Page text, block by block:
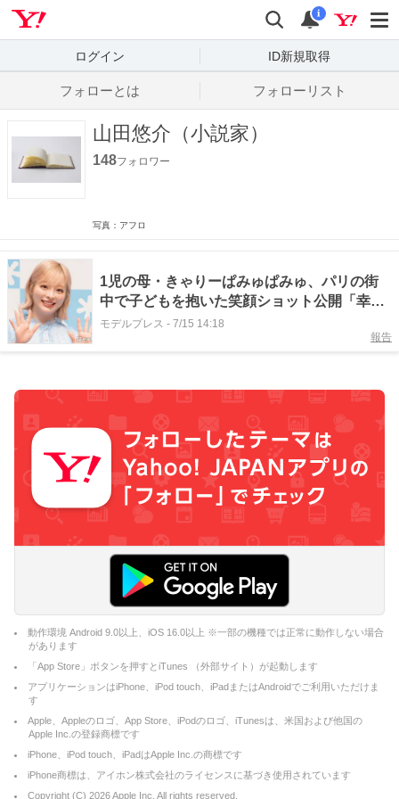
検索
通知
i
ログイン ID新規取得
フォローとは フォローリスト
山田悠介（小説家）
148フォロワー
写真：アフロ
1児の母・きゃりーぱみゅぱみゅ、パリの街
中で子どもを抱いた笑顔ショット公開「幸せ
そうな写真にほっこり」「お子さん大きくな
モデルプレス - 7/15 14:18
報告
動作環境 Android 9.0以上、iOS 16.0以上 ※一部の機種では正常に動作しない場合
があります
「App Store」ボタンを押すとiTunes （外部サイト）が起動します
アプリケーションはiPhone、iPod touch、iPadまたはAndroidでご利用いただけま
す
Apple、Appleのロゴ、App Store、iPodのロゴ、iTunesは、米国および他国の
Apple Inc.の登録商標です
iPhone、iPod touch、iPadはApple Inc.の商標です
iPhone商標は、アイホン株式会社のライセンスに基づき使用されています
Copyright (C) 2026Apple Inc. All rights reserved.